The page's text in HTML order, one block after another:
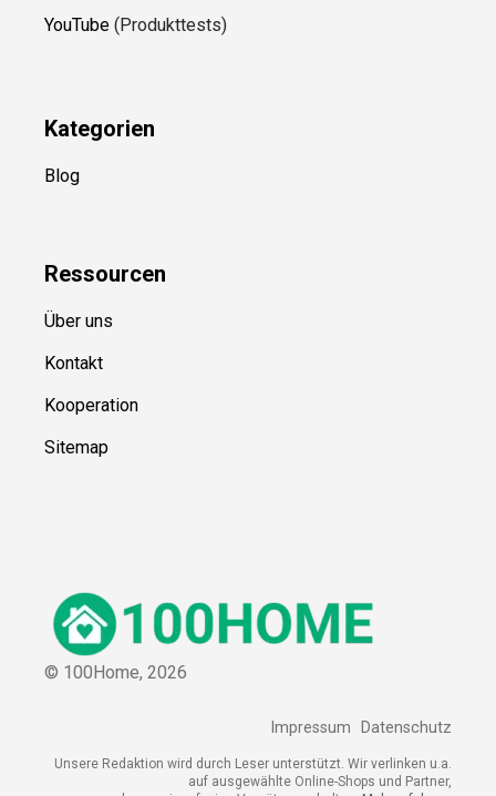
YouTube (Produkttests)
Kategorien
Blog
Ressourcen
Über uns
Kontakt
Kooperation
Sitemap
© 100Home, 2026
Impressum Datenschutz
Unsere Redaktion wird durch Leser unterstützt. Wir verlinken u.a.
auf ausgewählte Online-Shops und Partner,